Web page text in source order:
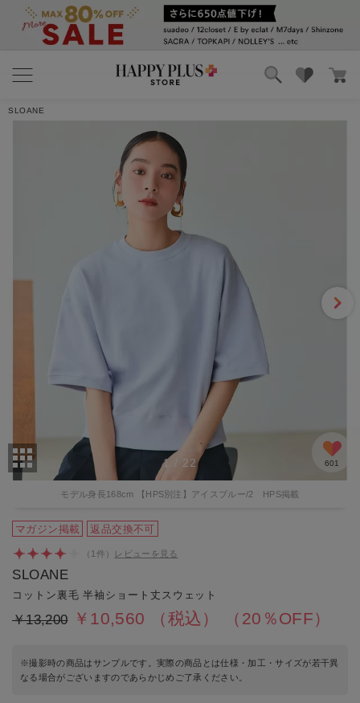
SLOANE
マガジン掲載 返品交換不可
1 / 22 601
モデル身長168cm 【HPS別注】アイスブルー/2 HPS掲載
（ 1 件） レビューを見る
4 1件
レビューを書く
｜カラー:【HPS別注】アイスブルー
以前こちらのblackを購入しており、リピです。スウェット生地です
が、着心地よく、ハーフスリーブのため、最…
もっと見る
6人のお客様がこのレビューが参考になったと回答しています
SLOANE
コットン裏毛 半袖ショート丈スウェット
￥13,200 ￥10,560 （税込） （20％OFF）
※撮影時の商品はサンプルです。実際の商品とは仕様・加工・サイズが若干異
なる場合がございますのであらかじめご了承ください。